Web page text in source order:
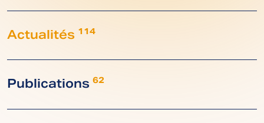
Actualités 114
Publications 62